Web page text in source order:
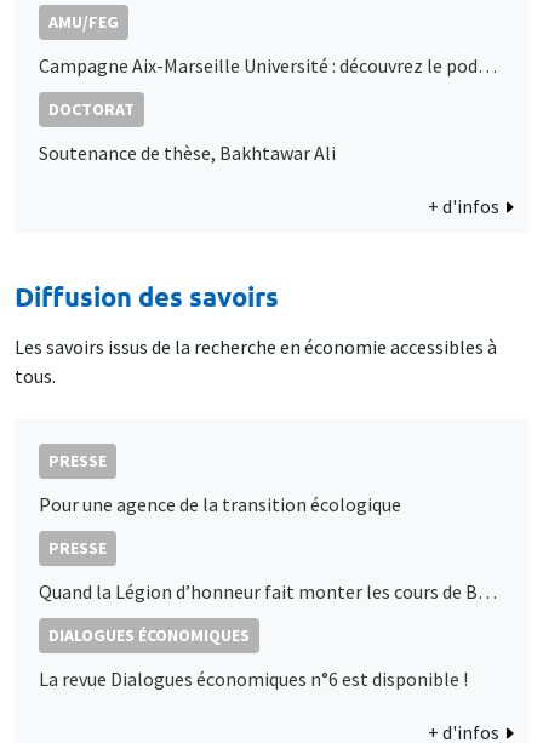
AMU/FEG
Campagne Aix-Marseille Université : découvrez le podcast de Marc Sangnier
DOCTORAT
Soutenance de thèse, Bakhtawar Ali
+ d'infos
Diffusion des savoirs
Les savoirs issus de la recherche en économie accessibles à
tous.
PRESSE
Pour une agence de la transition écologique
PRESSE
Quand la Légion d’honneur fait monter les cours de Bourse : les décorations d’État, signaux de proximité politique ?
DIALOGUES ÉCONOMIQUES
La revue Dialogues économiques n°6 est disponible !
+ d'infos